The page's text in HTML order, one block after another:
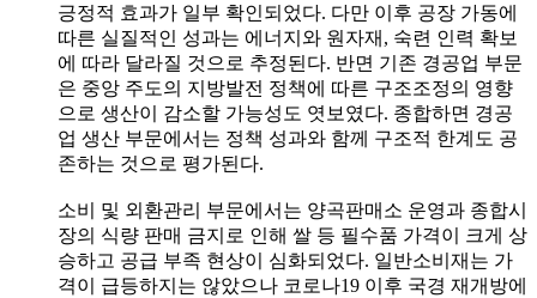
긍정적 효과가 일부 확인되었다. 다만 이후 공장 가동에
따른 실질적인 성과는 에너지와 원자재, 숙련 인력 확보
에 따라 달라질 것으로 추정된다. 반면 기존 경공업 부문
은 중앙 주도의 지방발전 정책에 따른 구조조정의 영향
으로 생산이 감소할 가능성도 엿보였다. 종합하면 경공
업 생산 부문에서는 정책 성과와 함께 구조적 한계도 공
존하는 것으로 평가된다.
소비 및 외환관리 부문에서는 양곡판매소 운영과 종합시
장의 식량 판매 금지로 인해 쌀 등 필수품 가격이 크게 상
승하고 공급 부족 현상이 심화되었다. 일반소비재는 가
격이 급등하지는 않았으나 코로나19 이후 국경 재개방에